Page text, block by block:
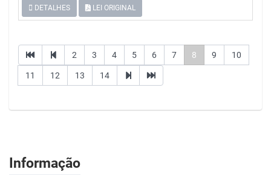
DETALHES LEI ORIGINAL
2 3 4 5 6 7 8 9 10
11 12 13 14
Informação